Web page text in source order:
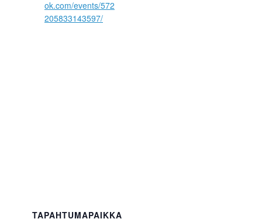
ok.com/events/572
205833143597/
TAPAHTUMAPAIKKA